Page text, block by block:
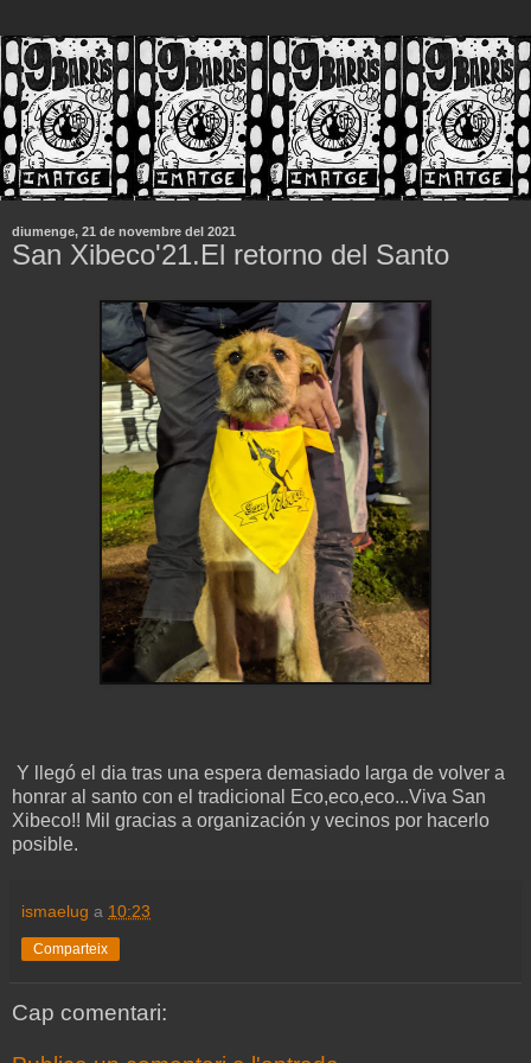
diumenge, 21 de novembre del 2021
San Xibeco'21.El retorno del Santo
Y llegó el dia tras una espera demasiado larga de volver a
honrar al santo con el tradicional Eco,eco,eco...Viva San
Xibeco!! Mil gracias a organización y vecinos por hacerlo
posible.
ismaelug a 10:23
Comparteix
Cap comentari: